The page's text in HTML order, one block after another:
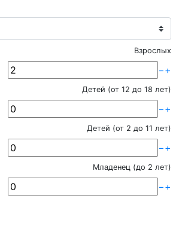
Взрослых
−+
Детей (от 12 до 18 лет)
−+
Детей (от 2 до 11 лет)
−+
Младенец (до 2 лет)
−+